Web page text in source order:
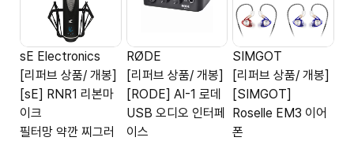
sE Electronics
[리퍼브 상품/ 개봉]
[sE] RNR1 리본마
이크
필터망 약깐 찌그러
RØDE
[리퍼브 상품/ 개봉]
[RODE] AI-1 로데
USB 오디오 인터페
이스
SIMGOT
[리퍼브 상품/ 개봉]
[SIMGOT]
Roselle EM3 이어
폰